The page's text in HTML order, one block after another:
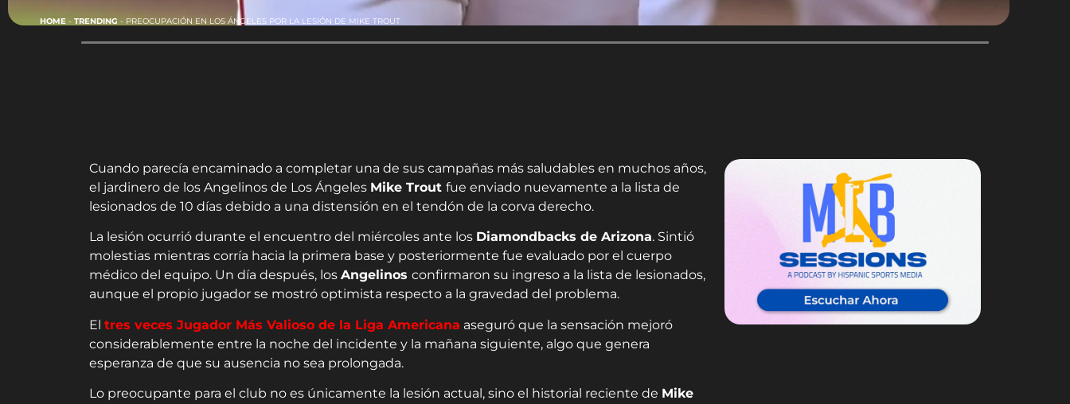
HOME- TRENDING - PREOCUPACIÓN EN LOS ÁNGELES POR LA LESIÓN DE MIKE TROUT
Cuando parecía encaminado a completar una de sus campañas más saludables en muchos años,
el jardinero de los Angelinos de Los Ángeles Mike Trout fue enviado nuevamente a la lista de
lesionados de 10 días debido a una distensión en el tendón de la corva derecho.
La lesión ocurrió durante el encuentro del miércoles ante los Diamondbacks de Arizona. Sintió
molestias mientras corría hacia la primera base y posteriormente fue evaluado por el cuerpo
médico del equipo. Un día después, los Angelinos confirmaron su ingreso a la lista de lesionados,
aunque el propio jugador se mostró optimista respecto a la gravedad del problema.
El tres veces Jugador Más Valioso de la Liga Americana aseguró que la sensación mejoró
considerablemente entre la noche del incidente y la mañana siguiente, algo que genera
esperanza de que su ausencia no sea prolongada.
Lo preocupante para el club no es únicamente la lesión actual, sino el historial reciente de Mike